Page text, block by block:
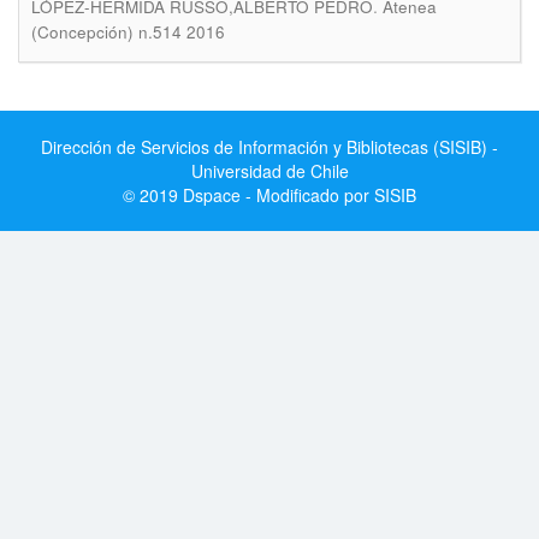
LÓPEZ-HERMIDA RUSSO,ALBERTO PEDRO. Atenea
(Concepción) n.514 2016
Dirección de Servicios de Información y Bibliotecas (SISIB) -
Universidad de Chile
© 2019 Dspace - Modificado por SISIB